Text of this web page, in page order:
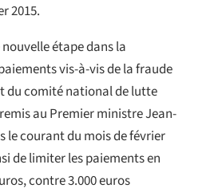
2015.
étape dans la
vis-à-vis de la fraude
du comité national de lutte
au Premier ministre Jean-
le courant du mois de février
de limiter les paiements en
contre 3.000 euros